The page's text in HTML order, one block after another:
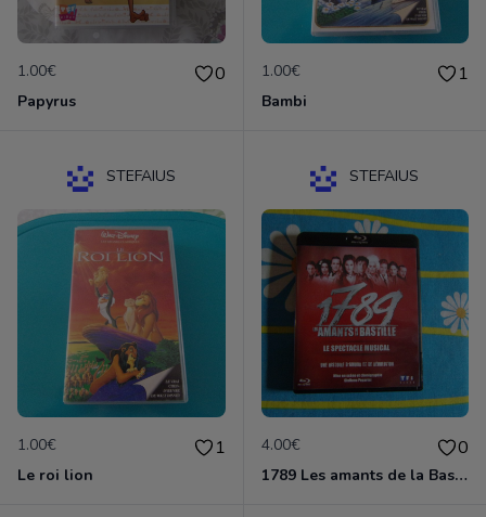
1.00€ 0
Papyrus
1.00€ 1
Bambi
STEFAIUS
1.00€ 1
Le roi lion
STEFAIUS
4.00€ 0
1789 Les amants de la Bastille